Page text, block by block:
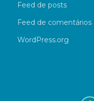
Feed de posts
Feed de comentários
WordPress.org